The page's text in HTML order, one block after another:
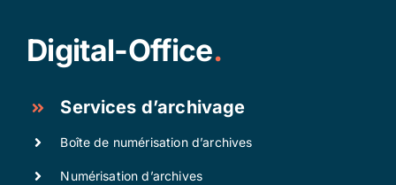
Digital-Office.
Services d’archivage
Boîte de numérisation d’archives
Numérisation d’archives